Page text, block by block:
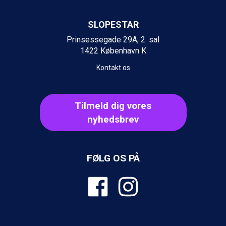
Livigno fra DKK 4.145
Canazei fra DKK 4.745
Ponte di Legno fra DKK 4.745
Bad Gastein fra DKK 4.195
Arabba fra DKK 7.045
La Thuile fra DKK 4.595
Val Thorens fra DKK 5.395
Cervinia fra DKK 5.295
Saalbach fra DKK 5.945
Champoluc fra DKK 3.795
Sestriere fra DKK 4.395
SLOPESTAR
Prinsessegade 29A, 2. sal
1422 København K
Kontakt os
Tilmeld dig vores
nyhedsbrev
FØLG OS PÅ